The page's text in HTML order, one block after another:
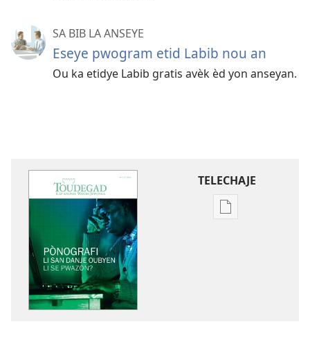
SA BIB LA ANSEYE
Eseye pwogram etid Labib nou an
Ou ka etidye Labib gratis avèk èd yon anseyan.
TELECHAJE
Opsyon